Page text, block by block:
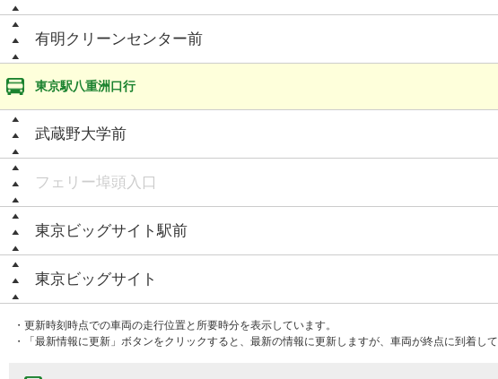
有明クリーンセンター前
東京駅八重洲口行
武蔵野大学前
フェリー埠頭入口
東京ビッグサイト駅前
東京ビッグサイト
・更新時刻時点での車両の走行位置と所要時分を表示しています。
・「最新情報に更新」ボタンをクリックすると、最新の情報に更新しますが、車両が終点に到着し